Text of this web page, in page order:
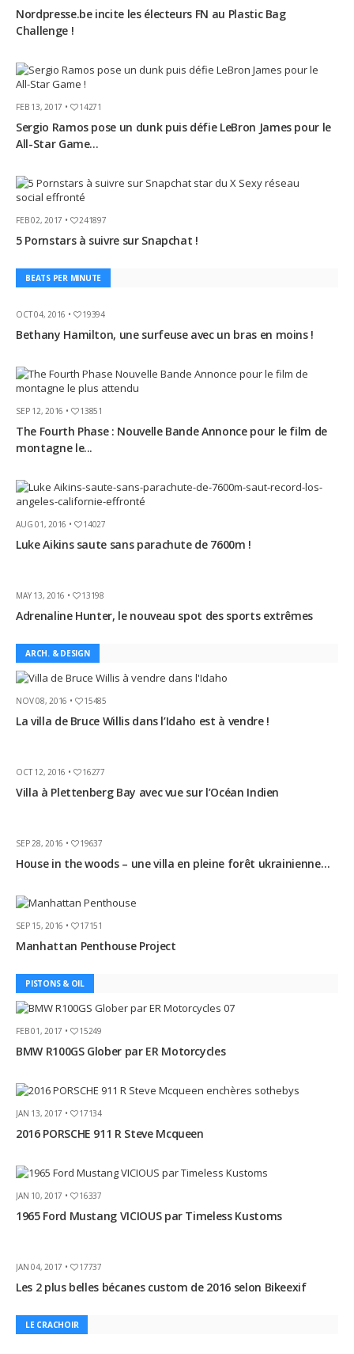
Nordpresse.be incite les électeurs FN au Plastic Bag
Challenge !
FEB 13, 2017 • 14271
Sergio Ramos pose un dunk puis défie LeBron James pour le
All-Star Game...
FEB 02, 2017 • 241897
5 Pornstars à suivre sur Snapchat !
BEATS PER MINUTE
OCT 04, 2016 • 19394
Bethany Hamilton, une surfeuse avec un bras en moins !
SEP 12, 2016 • 13851
The Fourth Phase : Nouvelle Bande Annonce pour le film de
montagne le...
AUG 01, 2016 • 14027
Luke Aikins saute sans parachute de 7600m !
MAY 13, 2016 • 13198
Adrenaline Hunter, le nouveau spot des sports extrêmes
ARCH. & DESIGN
NOV 08, 2016 • 15485
La villa de Bruce Willis dans l’Idaho est à vendre !
OCT 12, 2016 • 16277
Villa à Plettenberg Bay avec vue sur l’Océan Indien
SEP 28, 2016 • 19637
House in the woods – une villa en pleine forêt ukrainienne…
SEP 15, 2016 • 17151
Manhattan Penthouse Project
PISTONS & OIL
FEB 01, 2017 • 15249
BMW R100GS Glober par ER Motorcycles
JAN 13, 2017 • 17134
2016 PORSCHE 911 R Steve Mcqueen
JAN 10, 2017 • 16337
1965 Ford Mustang VICIOUS par Timeless Kustoms
JAN 04, 2017 • 17737
Les 2 plus belles bécanes custom de 2016 selon Bikeexif
LE CRACHOIR